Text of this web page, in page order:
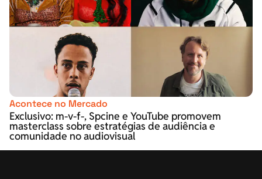
Acontece no Mercado
Exclusivo: m-v-f-, Spcine e YouTube promovem
masterclass sobre estratégias de audiência e
comunidade no audiovisual